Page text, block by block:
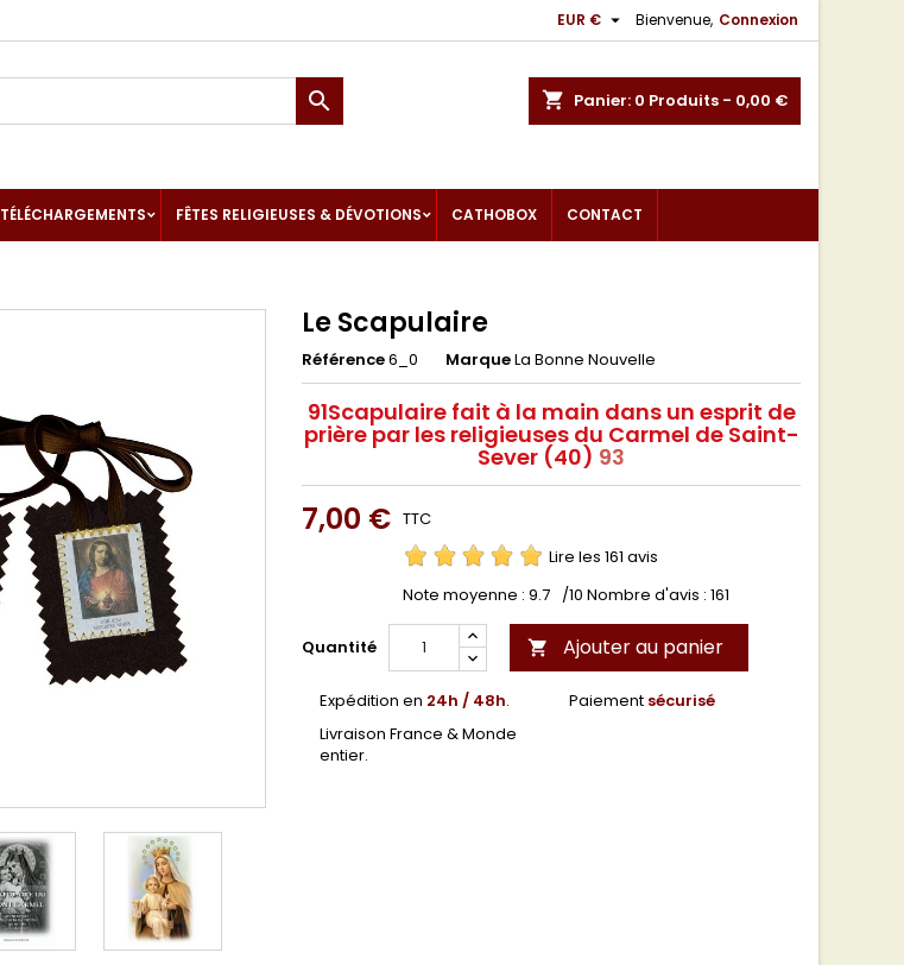
Bienvenue, Connexion
EUR € 
shopping_cart Panier: 0 Produits - 0,00 €

TÉLÉCHARGEMENTS FÊTES RELIGIEUSES & DÉVOTIONS CATHOBOX CONTACT
Le Scapulaire
Référence6_0 MarqueLa Bonne Nouvelle
91Scapulaire fait à la main dans un esprit de
prière par les religieuses du Carmel de Saint-
Sever (40) 93
7,00 € TTC
Lire les 161 avis
Note moyenne : 9.7 /10 Nombre d'avis : 161
Quantité  Ajouter au panier
Expédition en 24h / 48h.
Livraison France & Monde
entier.
Paiement sécurisé